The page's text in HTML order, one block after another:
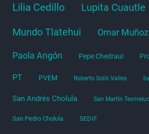
Lilia Cedillo Lupita Cuautle
Mundo Tlatehui Omar Muñoz
Paola Angón Pepe Chedraui
PT PVEM Roberto Solís Valles
San Andrés Cholula San Martín
San Pedro Cholula SEDIF